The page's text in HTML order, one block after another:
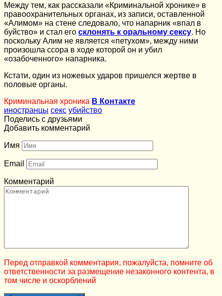
Между тем, как рассказали «Криминальной хронике» в
правоохранительных органах, из записи, оставленной
«Алимом» на стене следовало, что напарник «впал в
буйство» и стал его склонять к оральному сексу. Но
поскольку Алим не является «петухом», между ними
произошла ссора в ходе которой он и убил
«озабоченного» напарника.
Кстати, один из ножевых ударов пришелся жертве в
половые органы.
Криминальная хроника В Контакте
иностранцы секс убийство
Поделись с друзьями
Добавить комментарий
Имя
Email
Комментарий
Перед отправкой комментария, пожалуйста, помните об
ответственности за размещение незаконного контента, в
том числе и оскорблений